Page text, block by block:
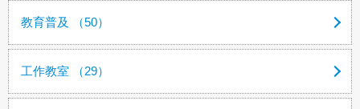
教育普及 （50）
工作教室 （29）